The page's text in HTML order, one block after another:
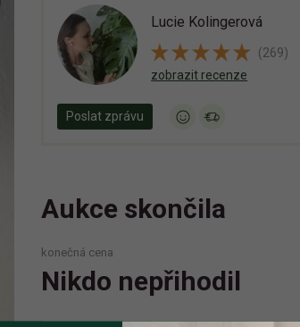
Lucie Kolingerová
(269)
zobrazit recenze
Poslat zprávu
Aukce skončila
konečná cena
Nikdo nepřihodil